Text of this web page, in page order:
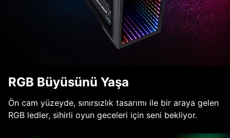
RGB Büyüsünü Yaşa
Ön cam yüzeyde, sınırsızlık tasarımı ile bir araya gelen
RGB ledler, sihirli oyun geceleri için seni bekliyor.